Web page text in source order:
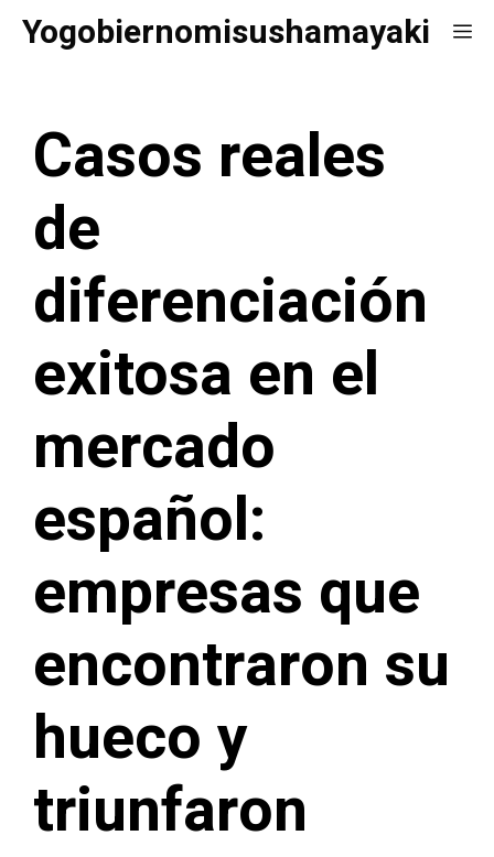
SaltarYogobiernomisushamayaki
Casos reales
de
diferenciación
exitosa en el
mercado
español:
empresas que
encontraron su
hueco y
triunfaron